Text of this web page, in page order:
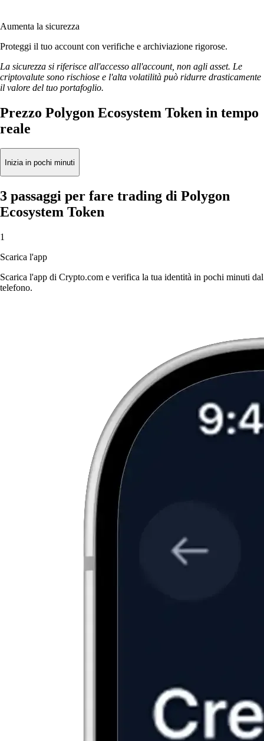
Aumenta la sicurezza
Proteggi il tuo account con verifiche e archiviazione rigorose.
La sicurezza si riferisce all'accesso all'account, non agli asset. Le
criptovalute sono rischiose e l'alta volatilità può ridurre drasticamente
il valore del tuo portafoglio.
Prezzo Polygon Ecosystem Token in tempo
reale
Inizia in pochi minuti
3 passaggi per fare trading di Polygon
Ecosystem Token
1
Scarica l'app
Scarica l'app di Crypto.com e verifica la tua identità in pochi minuti dal
telefono.